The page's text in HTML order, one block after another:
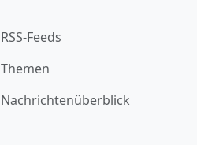
RSS-Feeds
Themen
Nachrichtenüberblick